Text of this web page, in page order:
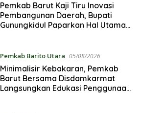
Pemkab Barut Kaji Tiru Inovasi
Pembangunan Daerah, Bupati
Gunungkidul Paparkan Hal Utama
Pemkab Barito Utara 05/08/2026
Minimalisir Kebakaran, Pemkab
Barut Bersama Disdamkarmat
Langsungkan Edukasi Penggunaan